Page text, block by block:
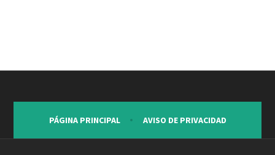
PÁGINA PRINCIPAL AVISO DE PRIVACIDAD